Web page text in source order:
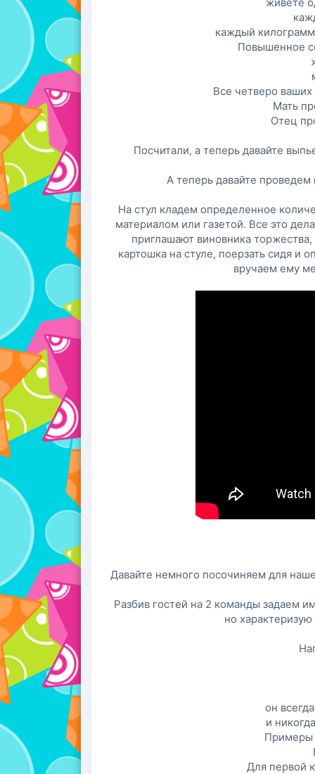
каждый
Повышенное
Все четверо
Мать
Отец
Посчитали, а теперь давайте
А теперь давайте
На стул кладем определенное
материалом или газетой. Все это
приглашают виновника
картошка на стуле, поерзать сидя и
вручаем ему
Давайте немного посочиняем для
Разбив гостей на 2 команды задаем
но
он
и
Примеры
Для первой